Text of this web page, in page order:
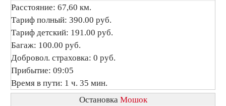
Расстояние: 67,60 км.
Тариф полный: 390.00 руб.
Тариф детский: 191.00 руб.
Багаж: 100.00 руб.
Добровол. страховка: 0 руб.
Прибытие: 09:05
Время в пути: 1 ч. 35 мин.
Остановка Мошок